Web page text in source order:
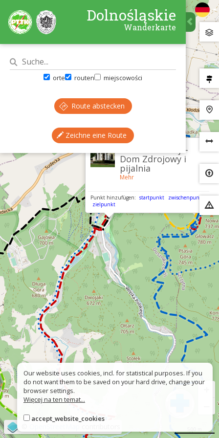
Duszniki-Zdrój –
Dom Zdrojowy i
pijalnia
Mehr
Punkt hinzufügen: startpunkt
zwischenpunkt
zielpunkt
Dolnośląskie
Wanderkarte
orte routen miejscowości
Route abstecken
Zeichne eine Route
Our website uses cookies, incl. for statistical purposes. If you
do not want them to be saved on your hard drive, change your
browser settings.
Więcej na ten temat...
accept_website_cookies